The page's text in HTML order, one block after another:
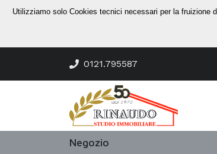
Utilizziamo solo Cookies tecnici necessari per la fruizione
0121.795587
Negozio